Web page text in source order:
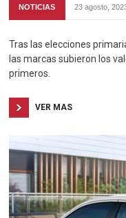
NOTICIAS 23 agosto,
Tras las elecciones
las marcas subieron los
primeros.
VER MAS